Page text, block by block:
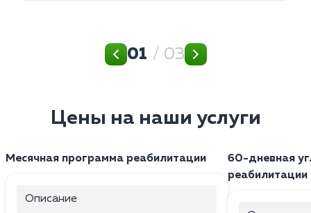
01 / 03
Цены на наши услуги
Месячная программа реабилитации
Описание
60-дневная
реабилитации